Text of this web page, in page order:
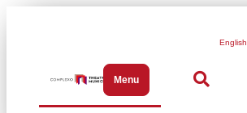
MenuAbrir menu de navegação
English